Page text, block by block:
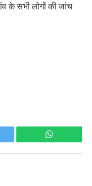
के सभी लोगों की जांच
WhatsApp